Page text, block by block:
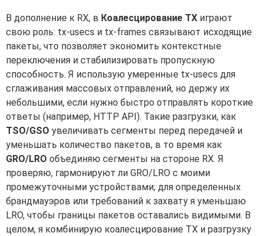
В дополнение к RX, в Коалесцирование TX играют
свою роль: tx-usecs и tx-frames связывают исходящие
пакеты, что позволяет экономить контекстные
переключения и стабилизировать пропускную
способность. Я использую умеренные tx-usecs для
сглаживания массовых отправлений, но держу их
небольшими, если нужно быстро отправлять короткие
ответы (например, HTTP API). Такие разгрузки, как
TSO/GSO увеличивать сегменты перед передачей и
уменьшать количество пакетов, в то время как
GRO/LRO объединяю сегменты на стороне RX. Я
проверяю, гармонируют ли GRO/LRO с моими
промежуточными устройствами; для определенных
брандмауэров или требований к захвату я уменьшаю
LRO, чтобы границы пакетов оставались видимыми. В
целом, я комбинирую коалесцирование TX и разгрузку